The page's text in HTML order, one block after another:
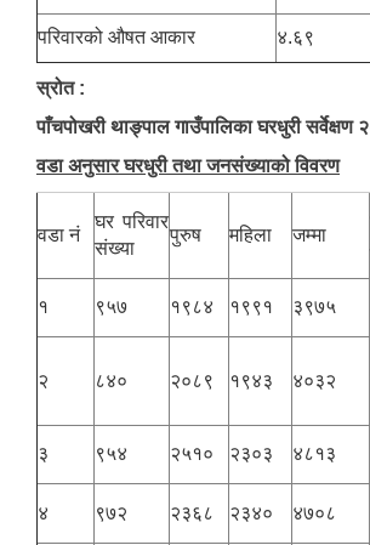
परिवारको औषत आकार ४.६९
स्रोत :
पाँचपोखरी थाङ्पाल गाउँपालिका घरधुरी सर्वेक्षण
वडा अनुसार घरधुरी तथा जनसंख्याको विवरण
वडा नं
घर परिवार
संख्या
पुरुष महिला जम्मा
१ ९५७ १९८४ १९९१ ३९७५
२ ८४० २०८९ १९४३ ४०३२
३ ९५४ २५१० २३०३ ४८१३
४ ९७२ २३६८ २३४० ४७०८